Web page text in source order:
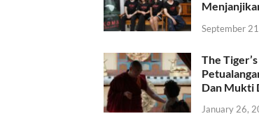
September
The
Dan Mukti
January 26,